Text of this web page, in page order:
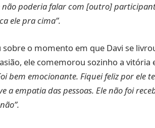
poderia falar com [outro]
ele pra cima”.
o momento em que Davi se
ele comemorou sozinho a vitória
bem emocionante. Fiquei feliz por ele
a empatia das pessoas. Ele não foi